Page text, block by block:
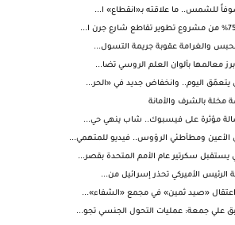
للشمس.. ما علاقته بـ«انقطاع» ا...
الحبس والغرامة عقوبة جريمة التسول...
معالمها بألوان العلم الروسي تضا...
اليوم.. وانخفاض جديد في «الحر...
مخلة بالشرف والأمانة
مؤثرة على فيسبوك.. شاب ينهي حي...
ومطأطئي الرؤوس.. فيديو للمتهمي...
سكرتير عام الأمم المتحدة بقصر...
الرئيس الأميركي تحذر إسرائيل من...
اعتقال «صيد ثمين» في مجمع «الشفاء»...
علي جمعة: عمليات التحول الجنسي تجو...